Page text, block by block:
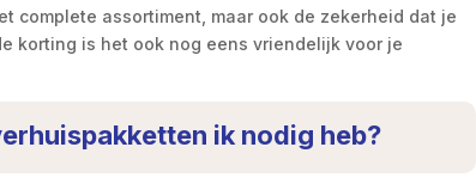
complete assortiment, maar ook de zekerheid dat je
korting is het ook nog eens vriendelijk voor je
ik nodig heb?